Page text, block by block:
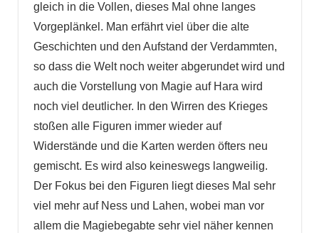
gleich in die Vollen, dieses Mal ohne langes
Vorgeplänkel. Man erfährt viel über die alte
Geschichten und den Aufstand der Verdammten,
so dass die Welt noch weiter abgerundet wird und
auch die Vorstellung von Magie auf Hara wird
noch viel deutlicher. In den Wirren des Krieges
stoßen alle Figuren immer wieder auf
Widerstände und die Karten werden öfters neu
gemischt. Es wird also keineswegs langweilig.
Der Fokus bei den Figuren liegt dieses Mal sehr
viel mehr auf Ness und Lahen, wobei man vor
allem die Magiebegabte sehr viel näher kennen